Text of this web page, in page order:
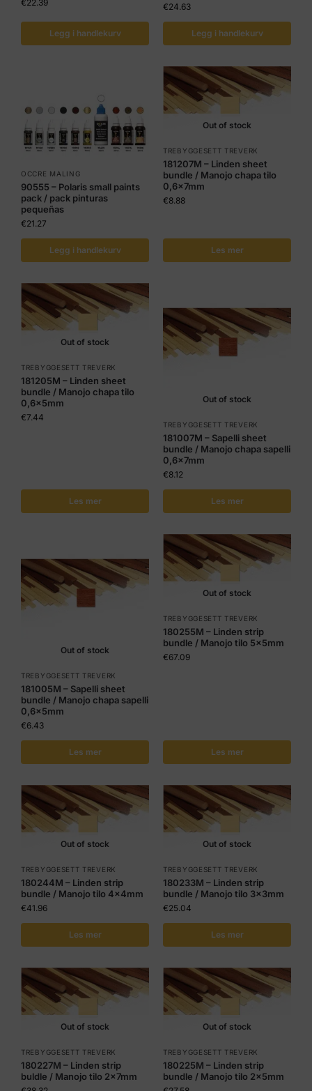
€22.39
Legg i handlekurv
€24.63
Legg i handlekurv
OCCRE MALING
90555 – Polaris small paints
pack / pack pinturas
pequeñas
€21.27
Legg i handlekurv
Out of stock
TREBYGGESETT TREVERK
181207M – Linden sheet
bundle / Manojo chapa tilo
0,6x7mm
€8.88
Les mer
Out of stock
TREBYGGESETT TREVERK
181205M – Linden sheet
bundle / Manojo chapa tilo
0,6x5mm
€7.44
Les mer
Out of stock
TREBYGGESETT TREVERK
181007M – Sapelli sheet
bundle / Manojo chapa sapelli
0,6x7mm
€8.12
Les mer
Out of stock
TREBYGGESETT TREVERK
181005M – Sapelli sheet
bundle / Manojo chapa sapelli
0,6x5mm
€6.43
Les mer
Out of stock
TREBYGGESETT TREVERK
180255M – Linden strip
bundle / Manojo tilo 5x5mm
€67.09
Les mer
Out of stock
TREBYGGESETT TREVERK
180244M – Linden strip
bundle / Manojo tilo 4x4mm
€41.96
Les mer
Out of stock
TREBYGGESETT TREVERK
180233M – Linden strip
bundle / Manojo tilo 3x3mm
€25.04
Les mer
Out of stock
TREBYGGESETT TREVERK
180227M – Linden strip
buldle / Manojo tilo 2x7mm
Out of stock
TREBYGGESETT TREVERK
180225M – Linden strip
bundle / Manojo tilo 2x5mm